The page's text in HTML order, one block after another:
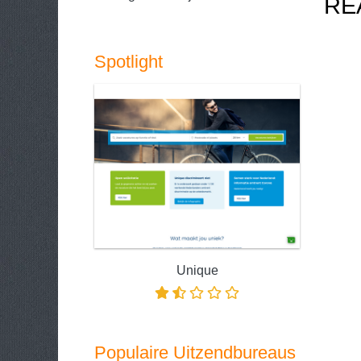
Spotlight
Unique
Populaire Uitzendbureaus